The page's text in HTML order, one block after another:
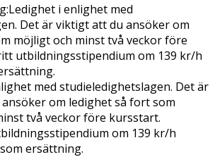
:Ledighet i enlighet med
Det är viktigt att du ansöker om
möjligt och minst två veckor före
utbildningsstipendium om 139 kr/h
med studieledighetslagen. Det är
om ledighet så fort som
två veckor före kursstart.
om 139 kr/h
ersättning.